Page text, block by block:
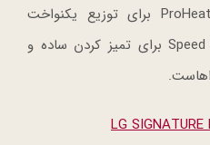
سیستم بخارپز و کانوکشن، ProHeat برای توزیع یکنواخت
حرارت در سرتاسر فر و Speed Clean برای تمیز کردن ساده و